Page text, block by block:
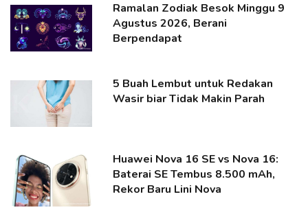
Ramalan Zodiak Besok Minggu 9
Agustus 2026, Berani
Berpendapat
5 Buah Lembut untuk Redakan
Wasir biar Tidak Makin Parah
Huawei Nova 16 SE vs Nova 16:
Baterai SE Tembus 8.500 mAh,
Rekor Baru Lini Nova